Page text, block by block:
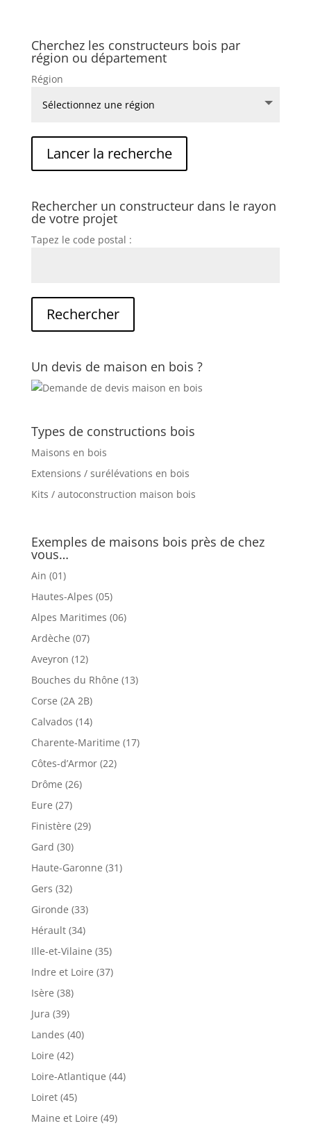
Cherchez les constructeurs bois par
région ou département
Région
Rechercher un constructeur dans le rayon
de votre projet
Tapez le code postal :
Un devis de maison en bois ?
Types de constructions bois
Maisons en bois
Extensions / surélévations en bois
Kits / autoconstruction maison bois
Exemples de maisons bois près de chez
vous…
Ain (01)
Hautes-Alpes (05)
Alpes Maritimes (06)
Ardèche (07)
Aveyron (12)
Bouches du Rhône (13)
Corse (2A 2B)
Calvados (14)
Charente-Maritime (17)
Côtes-d’Armor (22)
Drôme (26)
Eure (27)
Finistère (29)
Gard (30)
Haute-Garonne (31)
Gers (32)
Gironde (33)
Hérault (34)
Ille-et-Vilaine (35)
Indre et Loire (37)
Isère (38)
Jura (39)
Landes (40)
Loire (42)
Loire-Atlantique (44)
Loiret (45)
Maine et Loire (49)